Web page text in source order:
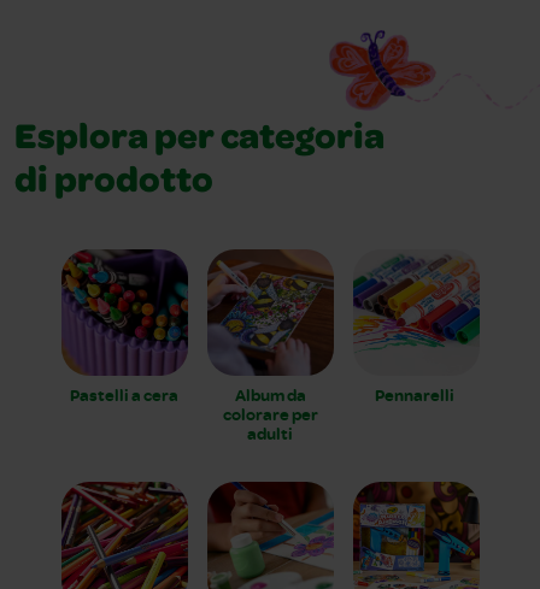
Esplora per categoria
di prodotto
Pastelli a cera
Album da
colorare per
adulti
Pennarelli